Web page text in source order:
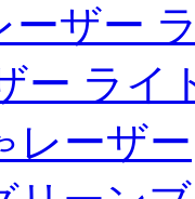
ーザー
ー ライ
レーザー